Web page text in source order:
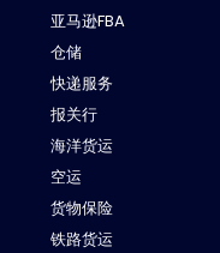
亚马逊FBA
仓储
快递服务
报关行
海洋货运
空运
货物保险
铁路货运